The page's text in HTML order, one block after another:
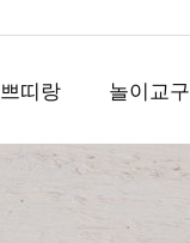
쁘띠랑 놀이교구
플레이박스